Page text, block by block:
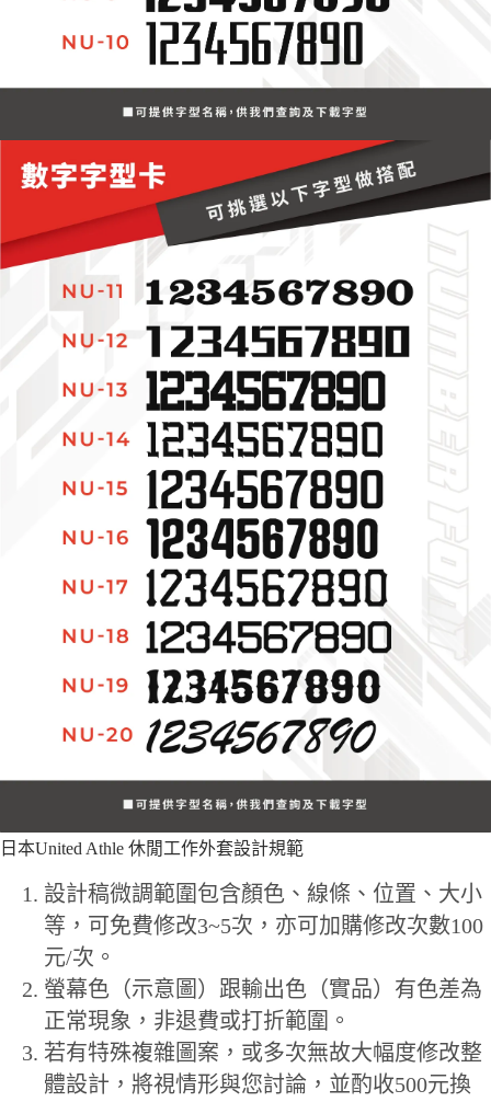
日本United Athle 休閒工作外套設計規範
設計稿微調範圍包含顏色、線條、位置、大小
等，可免費修改3~5次，亦可加購修改次數100
元/次。
螢幕色（示意圖）跟輸出色（實品）有色差為
正常現象，非退費或打折範圍。
若有特殊複雜圖案，或多次無故大幅度修改整
體設計，將視情形與您討論，並酌收500元換